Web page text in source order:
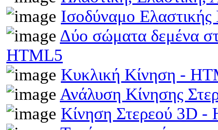
Ισοδύναμο
Δύο σώματα δεμένα
HTML5
Κυκλική Κίνηση -
Ανάλυση Κίνησης
Κίνηση Στερεού 3D -